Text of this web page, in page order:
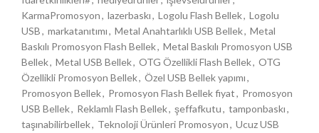
KarmaPromosyon, lazerbaskı, Logolu Flash Bellek, Logolu
USB, markatanıtımı, Metal Anahtarlıklı USB Bellek, Metal
Baskılı Promosyon Flash Bellek, Metal Baskılı Promosyon USB
Bellek, Metal USB Bellek, OTG Özellikli Flash Bellek, OTG
Özellikli Promosyon Bellek, Özel USB Bellek yapımı,
Promosyon Bellek, Promosyon Flash Bellek fiyat, Promosyon
USB Bellek, Reklamlı Flash Bellek, şeffafkutu, tamponbaskı,
taşınabilirbellek, Teknoloji Ürünleri Promosyon, Ucuz USB